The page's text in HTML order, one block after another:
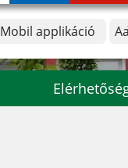
Mobil applikáció